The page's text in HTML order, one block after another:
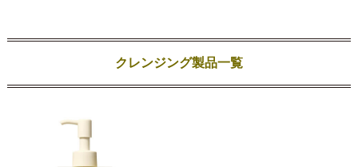
クレンジング製品一覧